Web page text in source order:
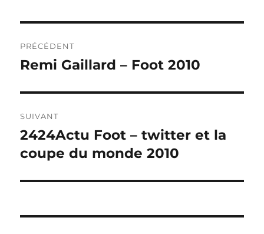
de
PRÉCÉDENT
Publication
Remi Gaillard – Foot 2010
SUIVANT
Publication
suivante :
2424Actu Foot – twitter et la
coupe du monde 2010